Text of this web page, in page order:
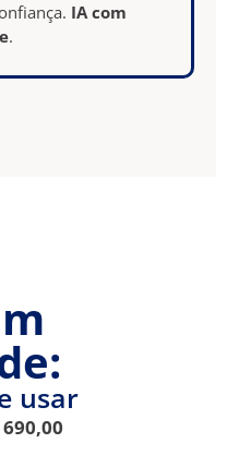
IA com
.
usar
690,00